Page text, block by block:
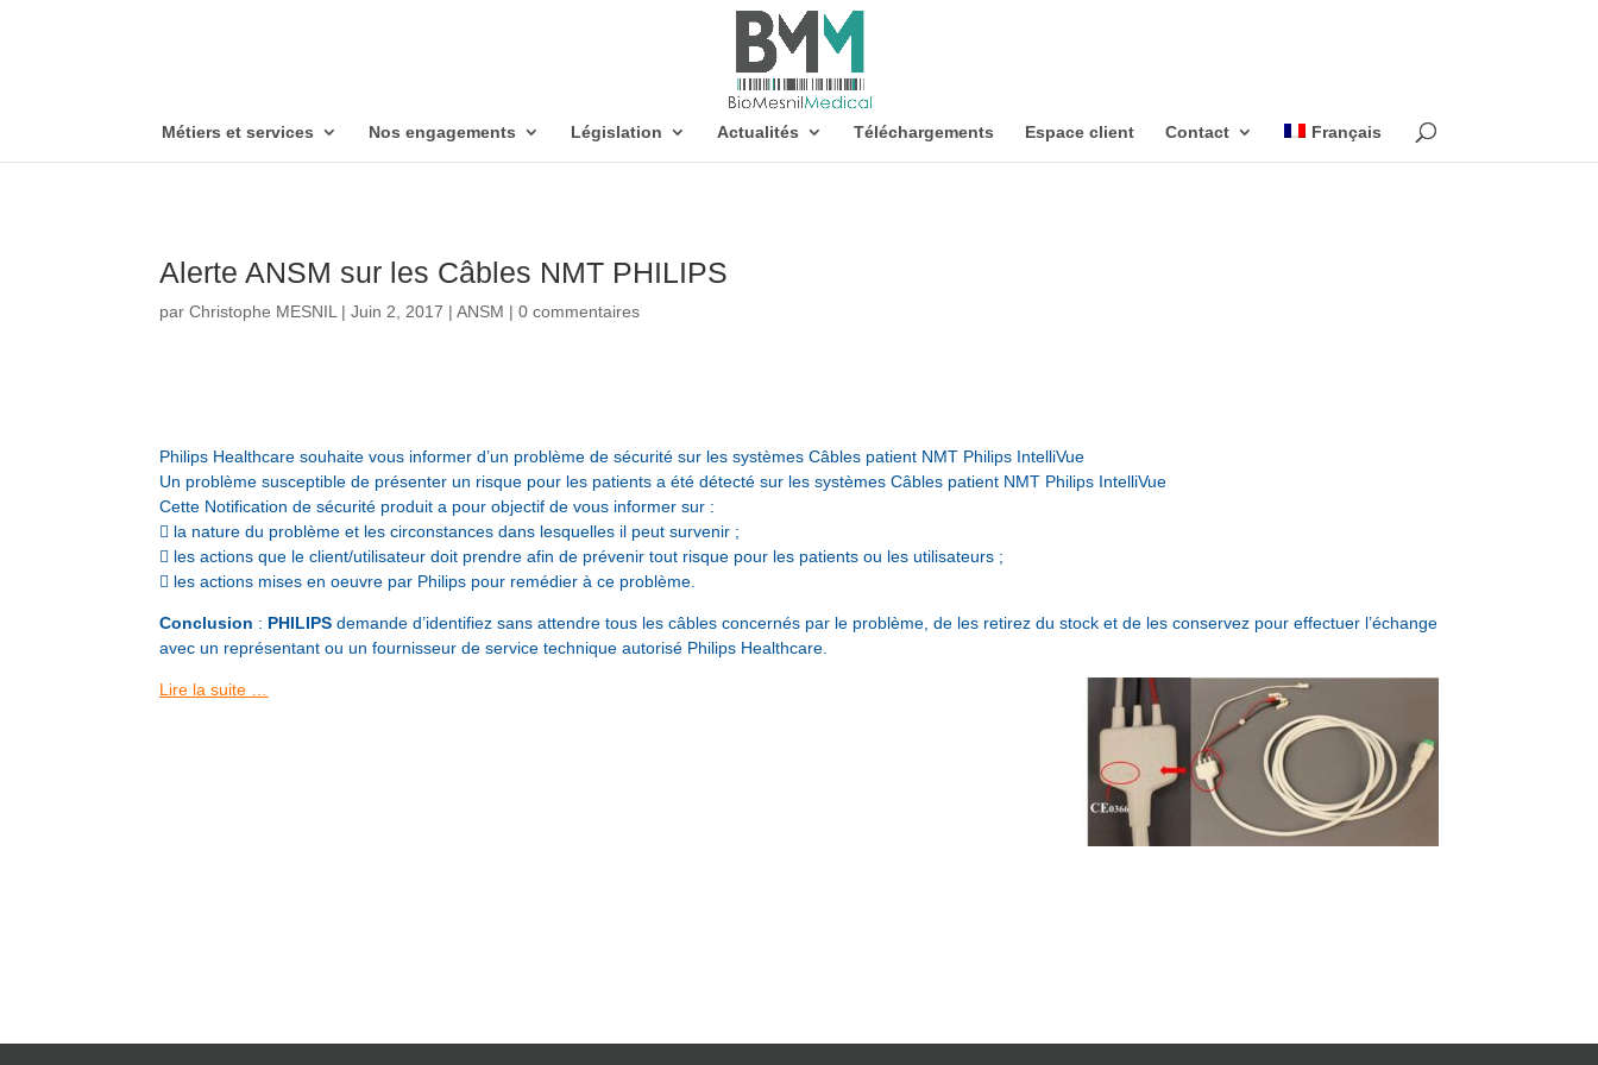
Métiers et services Nos engagements Législation Actualités Téléchargements Espace client Contact Français
Alerte ANSM sur les Câbles NMT PHILIPS
parChristophe MESNIL |Juin 2, 2017 |ANSM |0 commentaires
Philips Healthcare souhaite vous informer d’un problème de sécurité sur les systèmes Câbles patient NMT Philips IntelliVue
Un problème susceptible de présenter un risque pour les patients a été détecté sur les systèmes Câbles patient NMT Philips IntelliVue
Cette Notification de sécurité produit a pour objectif de vous informer sur :
 la nature du problème et les circonstances dans lesquelles il peut survenir ;
 les actions que le client/utilisateur doit prendre afin de prévenir tout risque pour les patients ou les utilisateurs ;
 les actions mises en oeuvre par Philips pour remédier à ce problème.
Conclusion : PHILIPSdemande d’identifiez sans attendre tous les câbles concernés par le problème, de les retirez du stock et de les conservez pour effectuer l’échange
avec un représentant ou un fournisseur de service technique autorisé Philips Healthcare.
Lire la suite …